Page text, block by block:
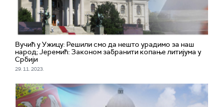
Вучић у Ужицу: Решили смо да нешто урадимо за наш
народ; Јеремић: Законом забранити копање литијума у
Србији
29. 11. 2023.